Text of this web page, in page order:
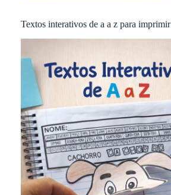
Textos interativos de a a z para imprimir